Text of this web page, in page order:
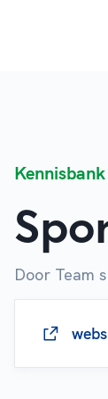
Door Team